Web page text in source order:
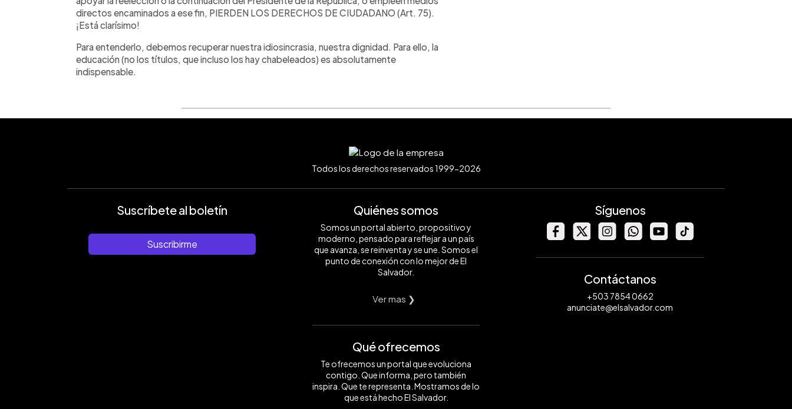
directos encaminados a ese fin, PIERDEN LOS DERECHOS DE CIUDADANO (Art. 75).
¡Está clarísimo!
Para entenderlo, debemos recuperar nuestra idiosincrasia, nuestra dignidad. Para ello, la
educación (no los títulos, que incluso los hay chabeleados) es absolutamente
indispensable.
Todos los derechos reservados 1999-2026
Suscríbete al boletín
Suscribirme
Quiénes somos
Somos un portal abierto, propositivo y
moderno, pensado para reflejar a un país
que avanza, se reinventa y se une. Somos el
punto de conexión con lo mejor de El
Salvador.
Ver mas ❯
Qué ofrecemos
Te ofrecemos un portal que evoluciona
contigo. Que informa, pero también
inspira. Que te representa. Mostramos de lo
que está hecho El Salvador.
Síguenos
Contáctanos
+503 7854 0662
anunciate@elsalvador.com